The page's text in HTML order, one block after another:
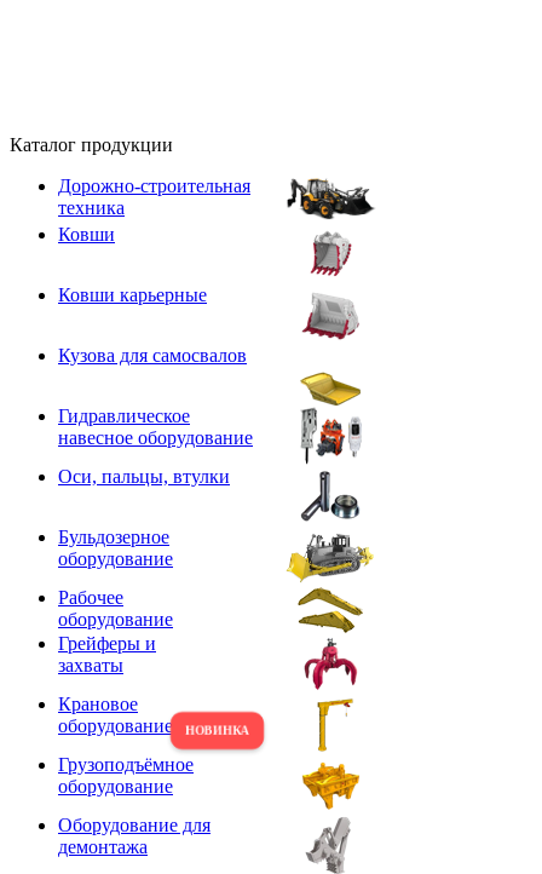
Каталог продукции
Дорожно-строительная
техника
Ковши
Ковши карьерные
Кузова для самосвалов
Гидравлическое
навесное оборудование
Оси, пальцы, втулки
Бульдозерное
оборудование
Рабочее
оборудование
Грейферы и
захваты
Крановое
оборудование
Грузоподъёмное
оборудование
Оборудование для
демонтажа